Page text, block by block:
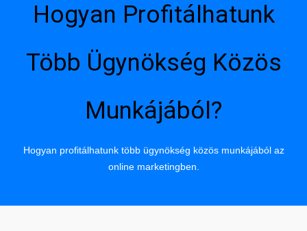
Hogyan Profitálhatunk
Több Ügynökség Közös
Munkájából?
Hogyan profitálhatunk több ügynökség közös munkájából az
online marketingben.